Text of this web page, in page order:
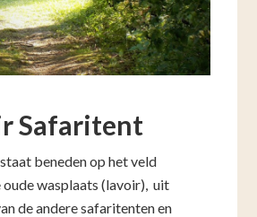
Safaritent
beneden op het veld
wasplaats (lavoir), uit
de andere safaritenten en